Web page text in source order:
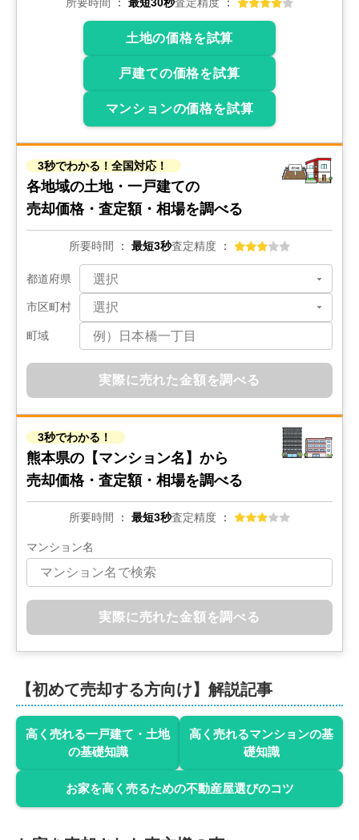
所要時間 最短30秒査定精度
土地の価格を試算
戸建ての価格を試算
マンションの価格を試算
3秒でわかる！全国対応！
各地域の土地・一戸建ての
売却価格・査定額・相場を調べる
所要時間 最短3秒査定精度
都道府県
市区町村
町域
実際に売れた金額を調べる
3秒でわかる！
熊本県の 【マンション名】から
売却価格・査定額・相場を調べる
所要時間 最短3秒査定精度
マンション名
実際に売れた金額を調べる
【初めて売却する方向け】解説記事
高く売れる一戸建て・土地
の基礎知識
高く売れるマンションの基
礎知識
お家を高く売るための不動産屋選びのコツ